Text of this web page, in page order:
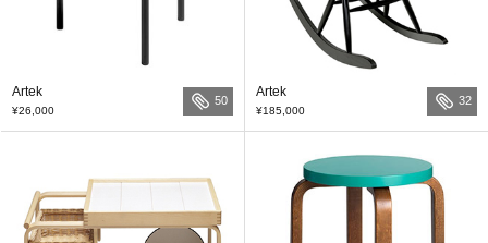
Artek
¥26,000
50
Artek
¥185,000
32